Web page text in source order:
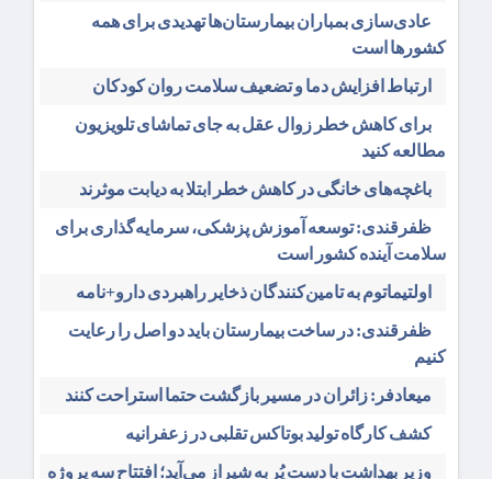
عادی‌سازی بمباران بیمارستان‌ها تهدیدی برای همه
کشورها است
ارتباط افزایش دما و تضعیف سلامت روان کودکان
برای کاهش خطر زوال عقل به جای تماشای تلویزیون
مطالعه کنید
باغچه‌های خانگی در کاهش خطر ابتلا به دیابت موثرند
ظفرقندی: توسعه آموزش پزشکی، سرمایه‌گذاری برای
سلامت آینده کشور است
اولتیماتوم به تامین‌کنندگان ذخایر راهبردی دارو+نامه
ظفرقندی: در ساخت بیمارستان باید دو اصل را رعایت
کنیم
میعادفر: زائران در مسیر بازگشت حتما استراحت کنند
کشف کارگاه تولید بوتاکس تقلبی در زعفرانیه
وزیر بهداشت با دست پُر به شیراز می‌آید؛ افتتاح سه پروژه